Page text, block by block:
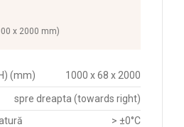
x 2000 mm)
(mm) 1000 x 68 x 2000
spre dreapta (towards right)
> ±0°C